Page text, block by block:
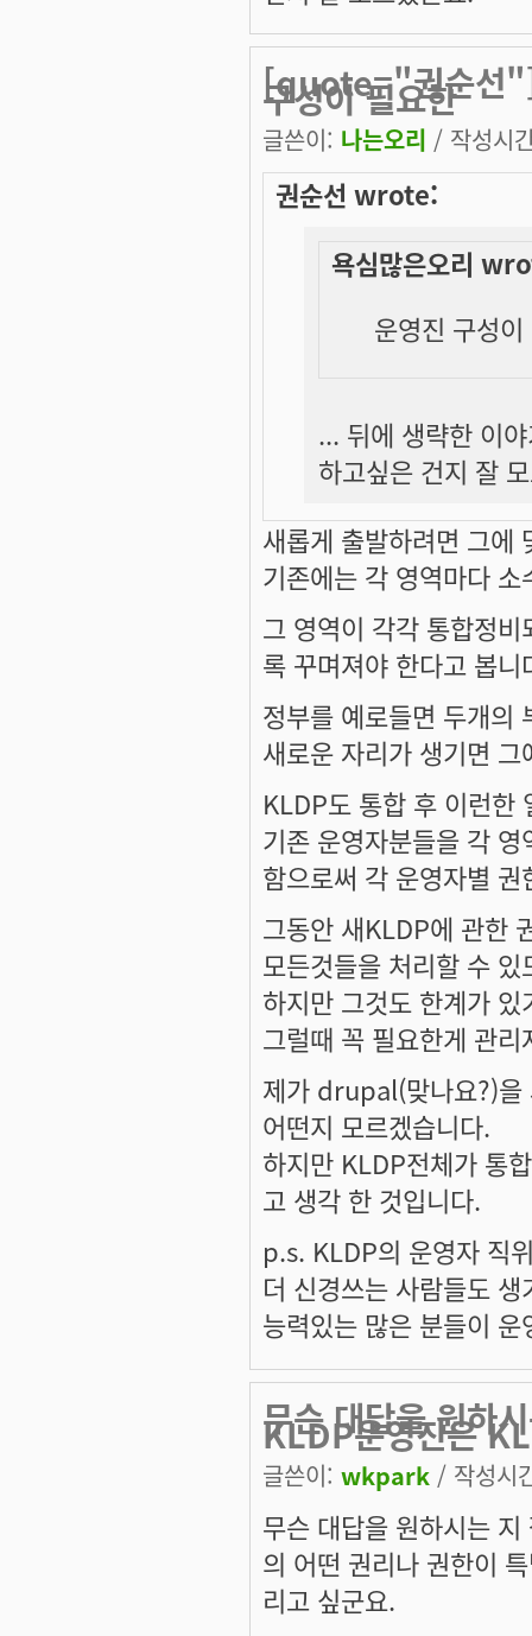
[quote="권순선
구성이 필요한
글쓴이: 나는오리 / 작성시
권순선 wrote:
욕심많은오리
운영진 구성
... 뒤에 생략한 이
하고싶은 건지 잘
새롭게 출발하려면 그에
기존에는 각 영역마다
그 영역이 각각 통합정
록 꾸며져야 한다고 봅니
정부를 예로들면 두개의
새로운 자리가 생기면
KLDP도 통합 후 이런한
기존 운영자분들을 각
함으로써 각 운영자별
그동안 새KLDP에 관한
모든것들을 처리할 수
하지만 그것도 한계가
그럴때 꼭 필요한게 관리
제가 drupal(맞나요?)을
어떤지 모르겠습니다.
하지만 KLDP전체가 통
고 생각 한 것입니다.
p.s. KLDP의 운영자 직
더 신경쓰는 사람들도 생
능력있는 많은 분들이
무슨 대답을 원하
KLDP운영진은
글쓴이: wkpark / 작성시
무슨 대답을 원하시는
의 어떤 권리나 권한이
리고 싶군요.